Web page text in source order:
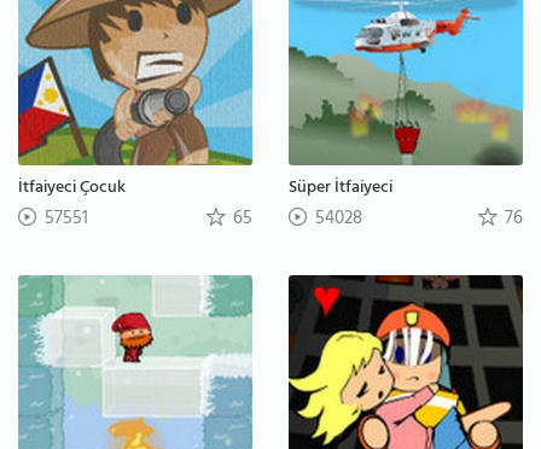
İtfaiyeci Çocuk
57551 65
Süper İtfaiyeci
54028 76